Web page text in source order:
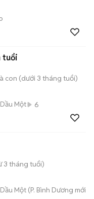
tuổi
con (dưới 3 tháng tuổi)
Một 6
3 tháng tuổi)
Một (P. Bình Dương mới)